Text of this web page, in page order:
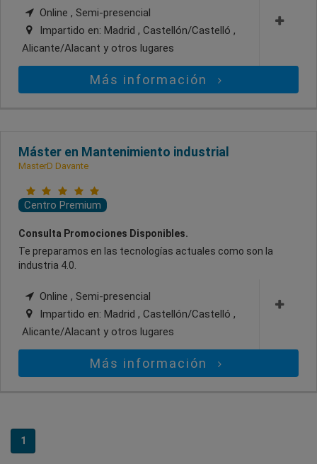
Online , Semi-presencial
Impartido en: Madrid , Castellón/Castelló ,
Alicante/Alacant y otros lugares
Más información
Máster en Mantenimiento industrial
MasterD Davante
Centro Premium
Consulta Promociones Disponibles.
Te preparamos en las tecnologías actuales como son la
industria 4.0.
Online , Semi-presencial
Impartido en: Madrid , Castellón/Castelló ,
Alicante/Alacant y otros lugares
Más información
1